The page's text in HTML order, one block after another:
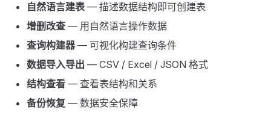
自然语言建表 — 描述数据结构即可创建表
增删改查 — 用自然语言操作数据
查询构建器— 可视化构建查询条件
数据导入导出 — CSV / Excel / JSON 格式
结构查看 — 查看表结构和关系
备份恢复 — 数据安全保障